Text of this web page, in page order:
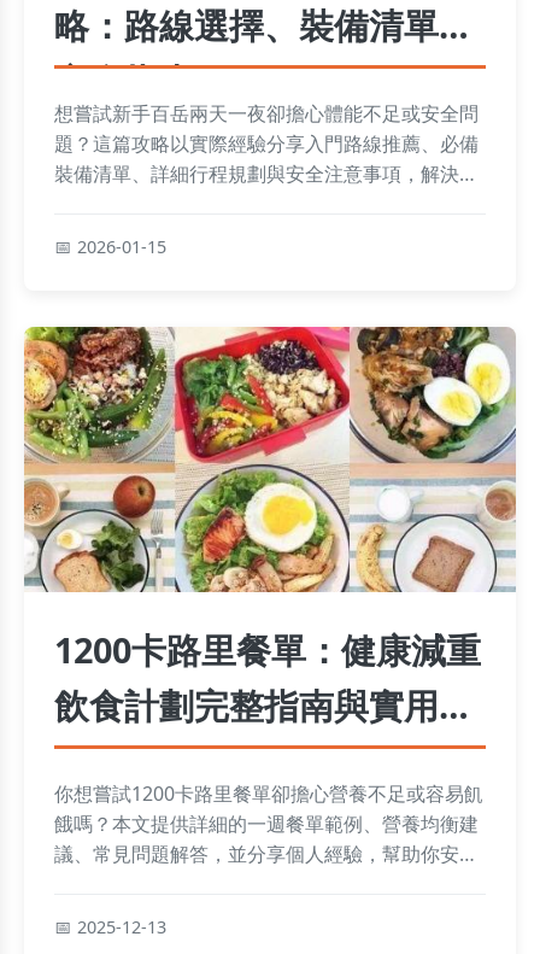
略：路線選擇、裝備清單與
安全指南
想嘗試新手百岳兩天一夜卻擔心體能不足或安全問
題？這篇攻略以實際經驗分享入門路線推薦、必備
裝備清單、詳細行程規劃與安全注意事項，解決新
2026-01-15
1200卡路里餐單：健康減重
飲食計劃完整指南與實用技
巧
你想嘗試1200卡路里餐單卻擔心營養不足或容易飢
餓嗎？本文提供詳細的一週餐單範例、營養均衡建
議、常見問題解答，並分享個人經驗，幫助你安全
2025-12-13